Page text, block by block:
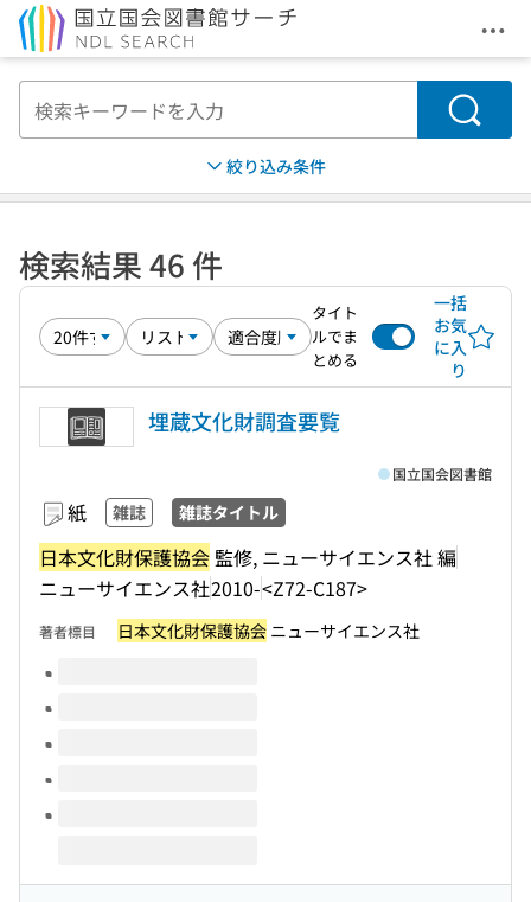
メ
検索
絞り込み条件
検索結果 46 件
タイト
ルでま
とめる
一括
お気
に入
り
埋蔵文化財調査要覧
紙 雑誌 雑誌タイトル
日本文化財保護協会 監修, ニューサイエンス社 編
ニューサイエンス社2010-<Z72-C187>
国立国会図書館
著者標目 日本文化財保護協会 ニューサイエンス社
このタイトルの巻号